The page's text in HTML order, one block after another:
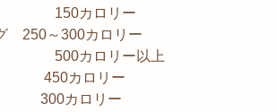
150カロリー
250～300カロリー
ロリー以上
カロリー
300カロリー